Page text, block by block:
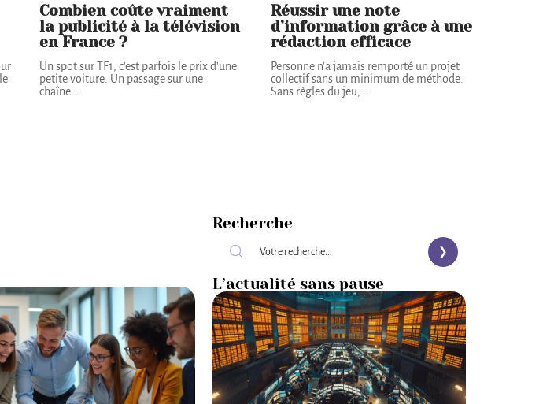
Combien coûte vraiment
la publicité à la télévision
en France ?
Un spot sur TF1, c'est parfois le prix d'une
petite voiture. Un passage sur une
chaîne
Réussir une note
d’information grâce à une
rédaction efficace
Personne n'a jamais remporté un projet
collectif sans un minimum de méthode.
Sans règles du jeu,
Recherche
L’actualité sans pause